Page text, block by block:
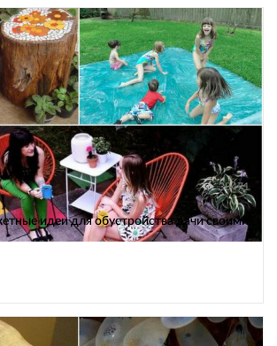
38471
идеи для обустройства дачи своими